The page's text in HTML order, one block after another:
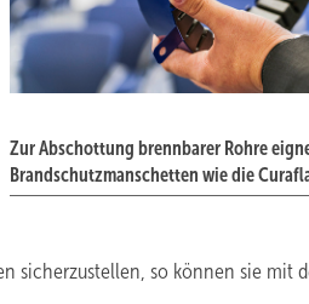
Zur Abschottung brennbarer Rohre
Brandschutzmanschetten wie die
sicherzustellen, so können sie mit